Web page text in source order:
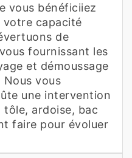
vous bénéficiiez
votre capacité
de
fournissant les
et démoussage
Nous vous
une intervention
ardoise, bac
faire pour évoluer